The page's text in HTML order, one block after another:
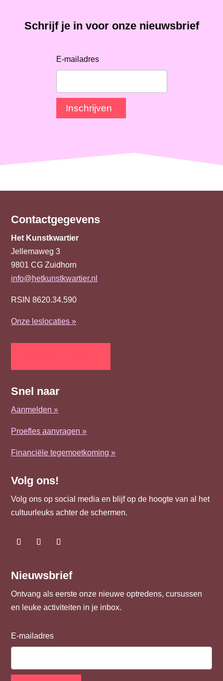
Schrijf je in voor onze nieuwsbrief
E-mailadres
Inschrijven
Contactgegevens
Het Kunstkwartier
Jellemaweg 3
9801 CG Zuidhorn
info@hetkunstkwartier.nl
RSIN 8620.34.590
Onze leslocaties »
Snel naar
Aanmelden »
Proefles aanvragen »
Financiële tegemoetkoming »
Volg ons!
Volg ons op social media en blijf op de hoogte van al het
cultuurleuks achter de schermen.
Nieuwsbrief
Ontvang als eerste onze nieuwe optredens, cursussen
en leuke activiteiten in je inbox.
E-mailadres